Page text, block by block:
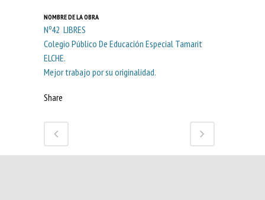
NOMBRE DE LA OBRA
Nº42 LIBRES
Colegio Público De Educación Especial Tamarit
ELCHE.
Mejor trabajo por su originalidad.
Share